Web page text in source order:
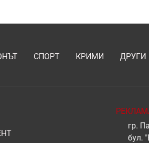
СПОРТ КРИМИ ДРУГИ
гр.
бул.